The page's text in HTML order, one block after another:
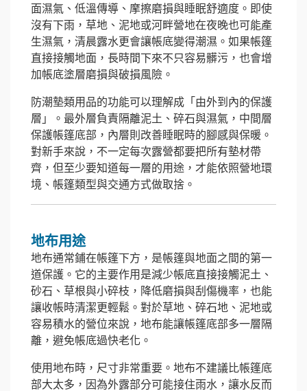
面濕氣、低溫傳導、摩擦磨損與睡眠舒適度。即使
沒有下雨，草地、泥地或河畔營地在夜晚也可能產
生濕氣，清晨露水更會讓帳底變得潮濕。如果帳篷
直接接觸地面，長時間下來不只容易髒污，也會增
加帳底塗層磨損與破損風險。
防潮墊類用品的功能可以理解成「由外到內的保護
層」。最外層負責隔離泥土、碎石與濕氣，中間層
保護帳篷底部，內層則改善睡眠時的腳感與保暖。
對新手來說，不一定每次露營都要把所有墊材帶
齊，但至少要知道每一層的用途，才能依照營地環
境、帳篷類型與交通方式做取捨。
地布用途
地布通常鋪在帳篷下方，是帳篷與地面之間的第一
道保護。它的主要作用是減少帳底直接接觸泥土、
砂石、草根與小碎枝，降低磨損與刮傷機率，也能
讓收帳時清潔更輕鬆。對於草地、碎石地、泥地或
容易積水的營位來說，地布能讓帳篷底部多一層隔
離，避免帳底過快老化。
使用地布時，尺寸非常重要。地布不建議比帳篷底
部大太多，因為外露部分可能接住雨水，讓水反而